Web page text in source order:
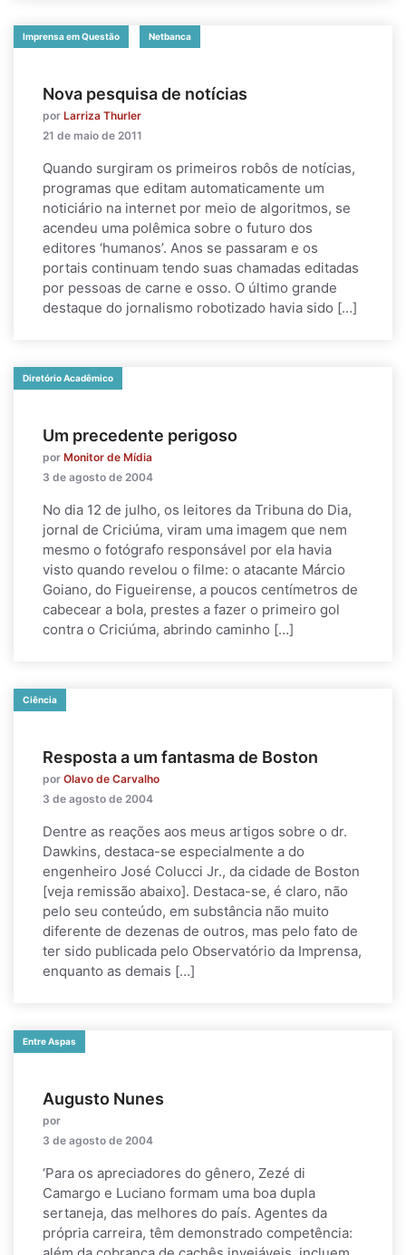
Imprensa em Questão Netbanca
Nova pesquisa de notícias
por Larriza Thurler
21 de maio de 2011
Quando surgiram os primeiros robôs de notícias,
programas que editam automaticamente um
noticiário na internet por meio de algoritmos, se
acendeu uma polêmica sobre o futuro dos
editores ‘humanos’. Anos se passaram e os
portais continuam tendo suas chamadas editadas
por pessoas de carne e osso. O último grande
destaque do jornalismo robotizado havia sido […]
Diretório Acadêmico
Um precedente perigoso
por Monitor de Mídia
3 de agosto de 2004
No dia 12 de julho, os leitores da Tribuna do Dia,
jornal de Criciúma, viram uma imagem que nem
mesmo o fotógrafo responsável por ela havia
visto quando revelou o filme: o atacante Márcio
Goiano, do Figueirense, a poucos centímetros de
cabecear a bola, prestes a fazer o primeiro gol
contra o Criciúma, abrindo caminho […]
Ciência
Resposta a um fantasma de Boston
por Olavo de Carvalho
3 de agosto de 2004
Dentre as reações aos meus artigos sobre o dr.
Dawkins, destaca-se especialmente a do
engenheiro José Colucci Jr., da cidade de Boston
[veja remissão abaixo]. Destaca-se, é claro, não
pelo seu conteúdo, em substância não muito
diferente de dezenas de outros, mas pelo fato de
ter sido publicada pelo Observatório da Imprensa,
enquanto as demais […]
Entre Aspas
Augusto Nunes
por
3 de agosto de 2004
‘Para os apreciadores do gênero, Zezé di
Camargo e Luciano formam uma boa dupla
sertaneja, das melhores do país. Agentes da
própria carreira, têm demonstrado competência: